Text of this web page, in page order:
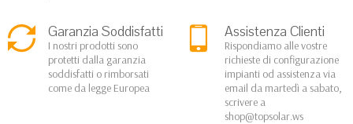
Garanzia Soddisfatti
I nostri prodotti sono
protetti dalla garanzia
soddisfatti o rimborsati
come da legge Europea
Assistenza Clienti
Rispondiamo alle vostre
richieste di configurazione
impianti od assistenza via
email da martedì a sabato,
scrivere a
shop@topsolar.ws